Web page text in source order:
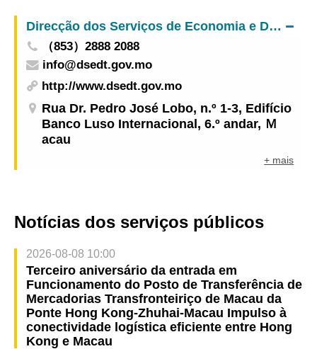
mundo numa mostra das vantagens de Macau
como plataforma
Direcção dos Serviços de Economia e Desenvolvimento Tecnológico
（853）2888 2088
info@dsedt.gov.mo
http://www.dsedt.gov.mo
Rua Dr. Pedro José Lobo, n.º 1-3, Edifício
Banco Luso Internacional, 6.º andar, Ｍ
acau
+ mais
Notícias dos serviços públicos
2026-08-08 10:00
Terceiro aniversário da entrada em
Funcionamento do Posto de Transferência de
Mercadorias Transfronteiriço de Macau da
Ponte Hong Kong-Zhuhai-Macau Impulso à
conectividade logística eficiente entre Hong
Kong e Macau